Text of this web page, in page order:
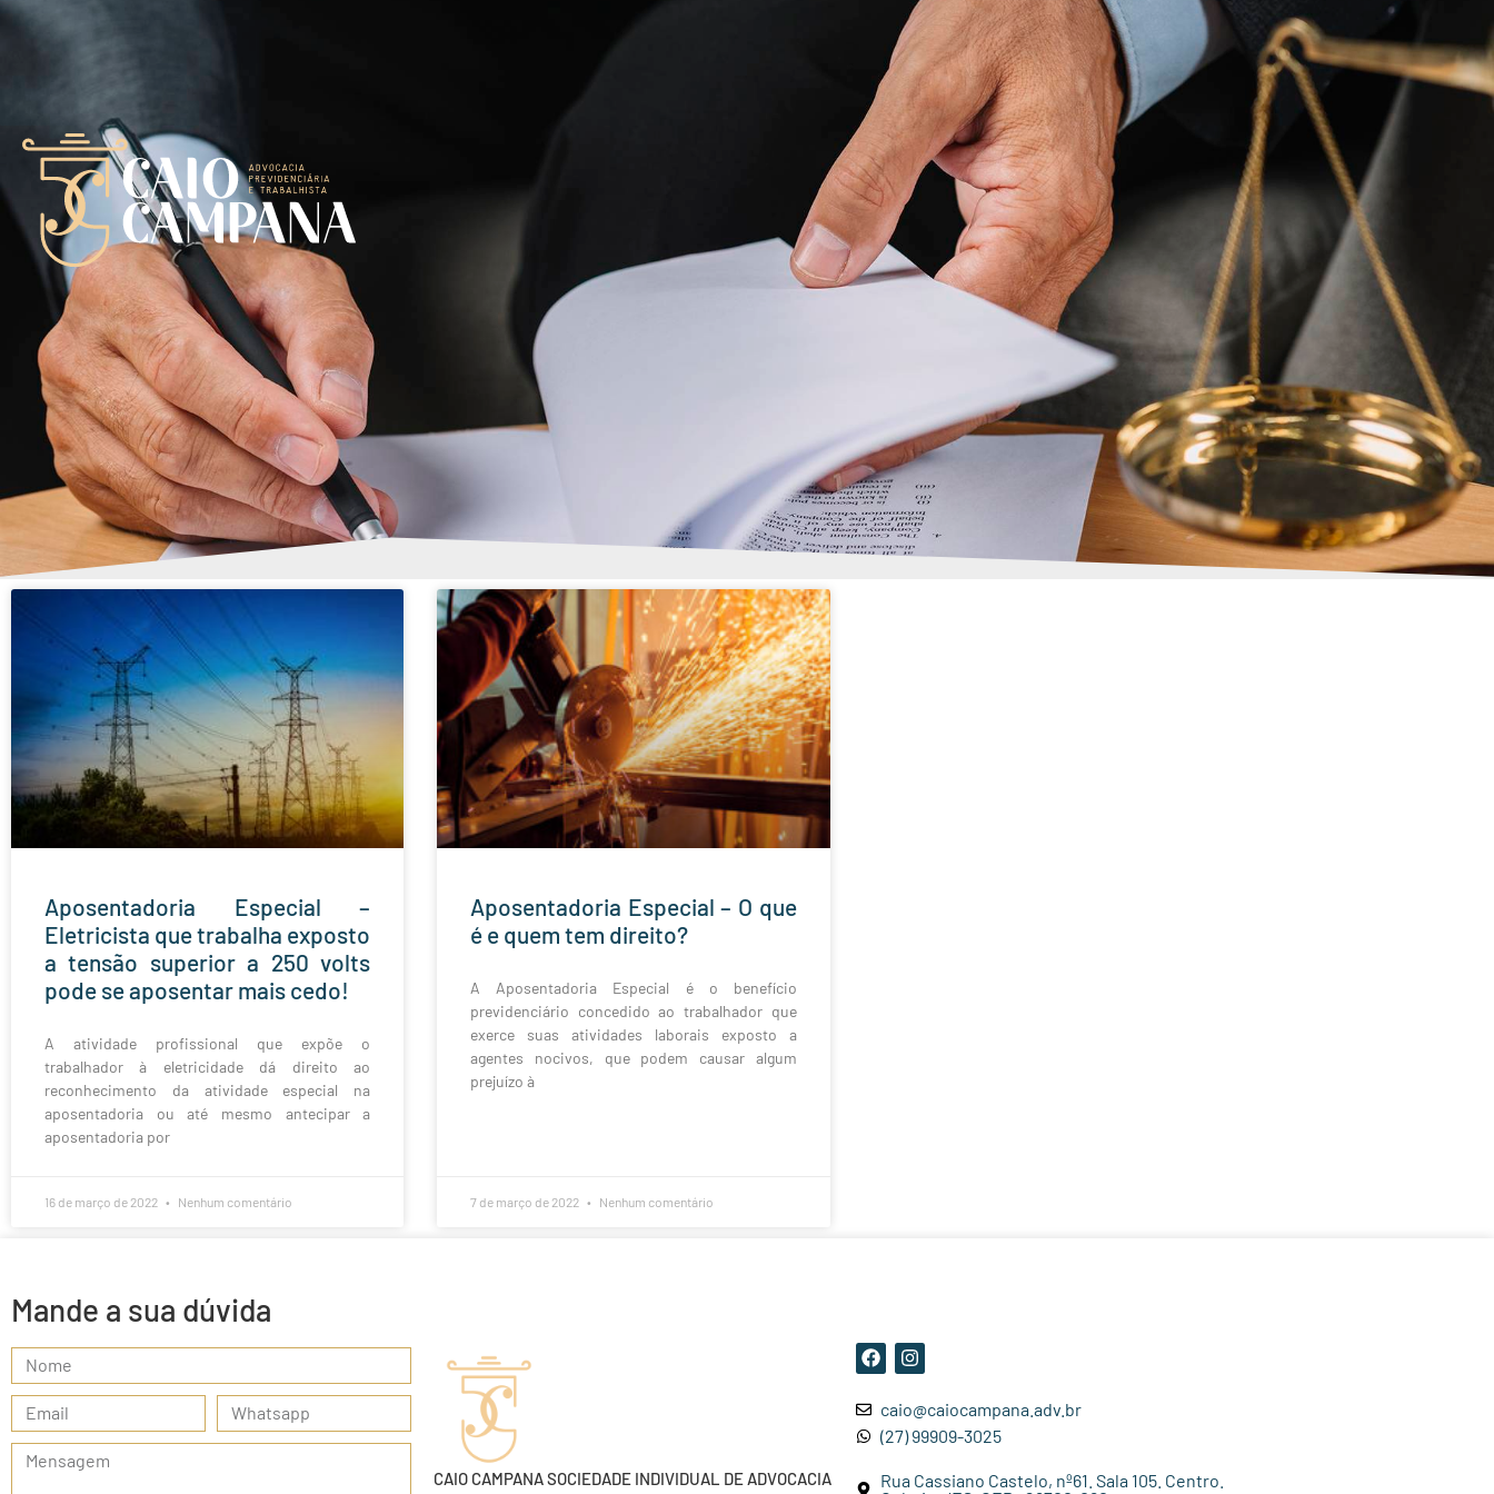
Aposentadoria Especial –
Eletricista que trabalha exposto
a tensão superior a 250 volts
pode se aposentar mais cedo!
A atividade profissional que expõe o
trabalhador à eletricidade dá direito ao
reconhecimento da atividade especial na
aposentadoria ou até mesmo antecipar a
aposentadoria por
16 de março de 2022 Nenhum comentário
Aposentadoria Especial – O que
é e quem tem direito?
A Aposentadoria Especial é o benefício
previdenciário concedido ao trabalhador que
exerce suas atividades laborais exposto a
agentes nocivos, que podem causar algum
prejuízo à
7 de março de 2022 Nenhum comentário
Mande a sua dúvida
CAIO CAMPANA SOCIEDADE INDIVIDUAL DE ADVOCACIA
caio@caiocampana.adv.br
(27) 99909-3025
Rua Cassiano Castelo, nº61. Sala 105. Centro.